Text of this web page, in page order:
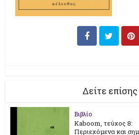
Δείτε επίσης
Βιβλίο
Kaboom, τεύχος 8:
Περιεχόμενα και